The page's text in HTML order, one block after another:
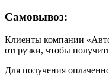
Самовывоз:
Клиенты компании
отгрузки, чтобы
Для получения